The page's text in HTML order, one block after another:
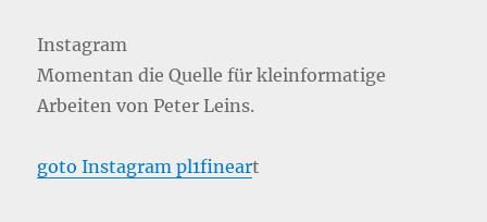
Instagram
Momentan die Quelle für kleinformatige
Arbeiten von Peter Leins.
goto Instagram pl1fineart